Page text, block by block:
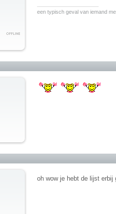
een typisch geval van iemand
oh wow je hebt de lijst erbij